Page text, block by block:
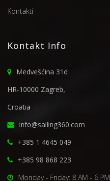
Kontakti
Kontakt Info
Medvešćina 31d
HR-10000 Zagreb,
Croatia
info@sailing360.com
+385 1 4645 049
+385 98 868 223
Monday - Friday: 8 AM - 6 PM